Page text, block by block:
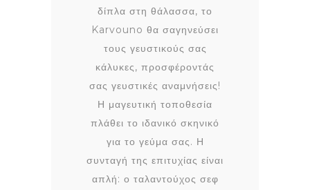
δίπλα στη θάλασσα, το
Karvouno θα σαγηνεύσει
τους γευστικούς σας
κάλυκες, προσφέροντάς
σας γευστικές αναμνήσεις!
Η μαγευτική τοποθεσία
πλάθει το ιδανικό σκηνικό
για το γεύμα σας. Η
συνταγή της επιτυχίας είναι
απλή: ο ταλαντούχος σεφ